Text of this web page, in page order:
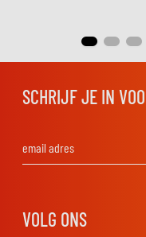
SCHRIJF JE IN
VOLG ONS